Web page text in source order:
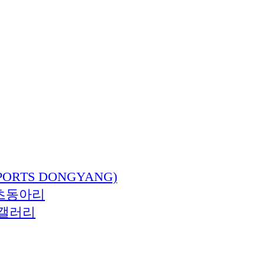
DONGYANG)
동아리
러리